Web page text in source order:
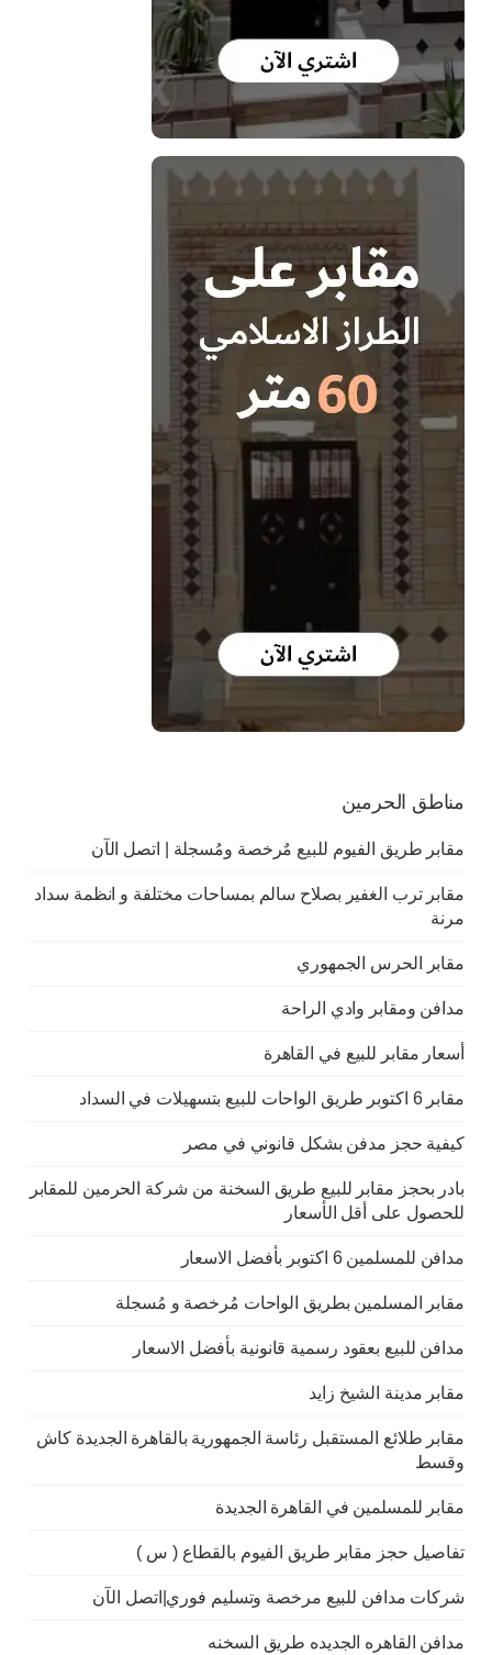
مناطق الحرمين
مقابر طريق الفيوم للبيع مٌرخصة ومُسجلة | اتصل الآن
مقابر ترب الغفير بصلاح سالم بمساحات مختلفة و انظمة سداد
مرنة
مقابر الحرس الجمهوري
مدافن ومقابر وادي الراحة
أسعار مقابر للبيع في القاهرة
مقابر 6 اكتوبر طريق الواحات للبيع بتسهيلات في السداد
كيفية حجز مدفن بشكل قانوني في مصر
بادر بحجز مقابر للبيع طريق السخنة من شركة الحرمين للمقابر
للحصول على أقل الأسعار
مدافن للمسلمين 6 اكتوبر بأفضل الاسعار
مقابر المسلمين بطريق الواحات مُرخصة و مُسجلة
مدافن للبيع بعقود رسمية قانونية بأفضل الاسعار
مقابر مدينة الشيخ زايد
مقابر طلائع المستقبل رئاسة الجمهورية بالقاهرة الجديدة كاش
وقسط
مقابر للمسلمين في القاهرة الجديدة
تفاصيل حجز مقابر طريق الفيوم بالقطاع ( س )
شركات مدافن للبيع مرخصة وتسليم فوري|اتصل الآن
مدافن القاهره الجديده طريق السخنه